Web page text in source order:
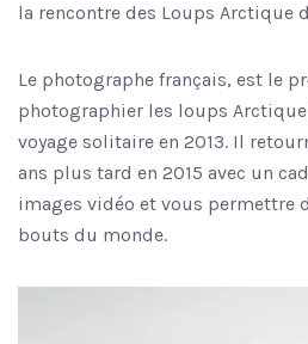
la rencontre des Loups Arctique
Le photographe français, est le
photographier les loups
voyage solitaire en 2013. Il
ans plus tard en 2015 avec un
images vidéo et vous permettre
bouts du monde.